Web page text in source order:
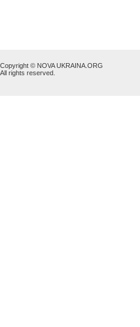
Copyright © NOVA UKRAINA.ORG
All rights reserved.